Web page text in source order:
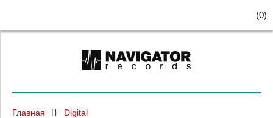
(0)
Главная
Digital